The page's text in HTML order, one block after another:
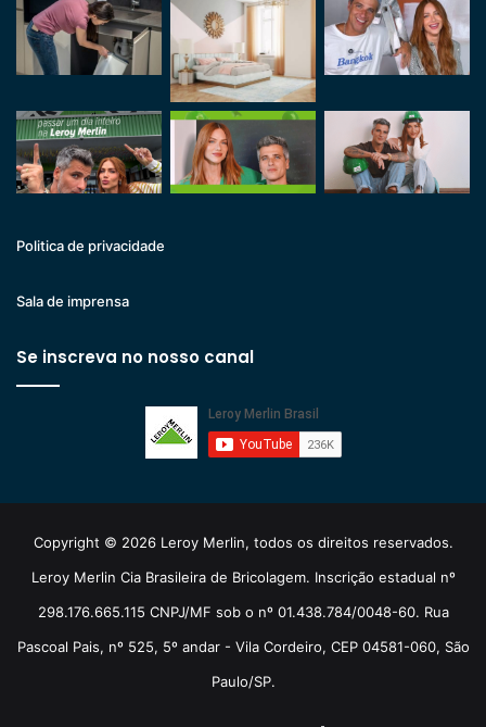
Politica de privacidade
Sala de imprensa
Se inscreva no nosso canal
Copyright © 2026 Leroy Merlin, todos os direitos reservados.
Leroy Merlin Cia Brasileira de Bricolagem. Inscrição estadual nº
298.176.665.115 CNPJ/MF sob o nº 01.438.784/0048-60. Rua
Pascoal Pais, nº 525, 5º andar - Vila Cordeiro, CEP 04581-060, São
Paulo/SP.